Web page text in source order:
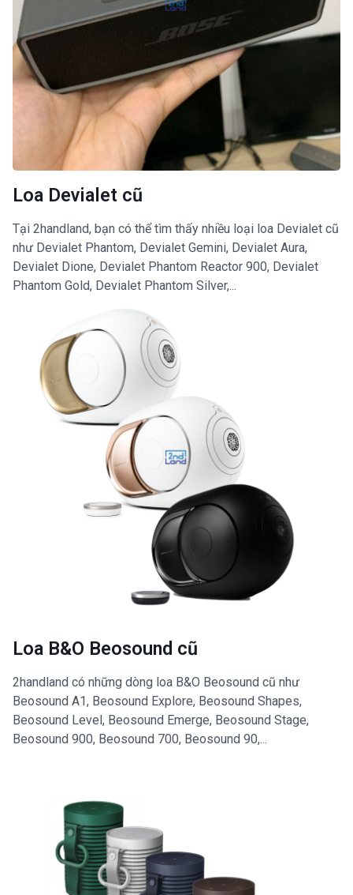
Loa Devialet cũ
Tại 2handland, bạn có thể tìm thấy nhiều loại loa Devialet cũ
như Devialet Phantom, Devialet Gemini, Devialet Aura,
Devialet Dione, Devialet Phantom Reactor 900, Devialet
Phantom Gold, Devialet Phantom Silver,...
Loa B&O Beosound cũ
2handland có những dòng loa B&O Beosound cũ như
Beosound A1, Beosound Explore, Beosound Shapes,
Beosound Level, Beosound Emerge, Beosound Stage,
Beosound 900, Beosound 700, Beosound 90,...